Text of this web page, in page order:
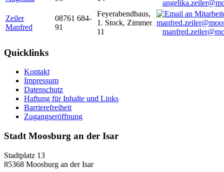
Zeiler
Manfred
08761 684-
91
Feyerabendhaus,
1. Stock, Zimmer
11
Quicklinks
Kontakt
Impressum
Datenschutz
Haftung für Inhalte und Links
Barrierefreiheit
Zugangseröffnung
Stadt Moosburg an der Isar
Stadtplatz 13
85368 Moosburg an der Isar